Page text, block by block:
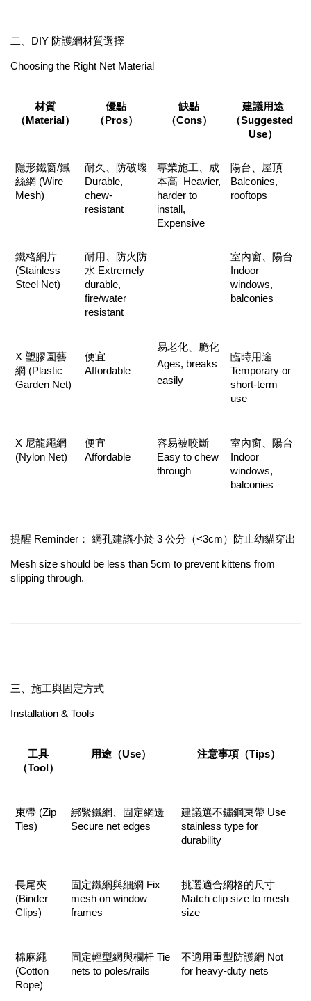
二、DIY 防護網材質選擇
Choosing the Right Net Material
材質
（Material）
優點
（Pros）
缺點
（Cons）
建議用途
（Suggested
Use）
隱形鐵窗/鐵
絲網 (Wire
Mesh)
耐久、防破壞
Durable,
chew-
resistant
專業施工、成
本高  Heavier,
harder to
install,
Expensive
陽台、屋頂
Balconies,
rooftops
鐵格網片
(Stainless
Steel Net)
耐用、防火防
水 Extremely
durable,
fire/water
resistant
室內窗、陽台
Indoor
windows,
balconies
X 塑膠園藝
網 (Plastic
Garden Net)
便宜
Affordable
易老化、脆化
Ages, breaks
easily
臨時用途
Temporary or
short-term
use
X 尼龍繩網
(Nylon Net)
便宜
Affordable
容易被咬斷
Easy to chew
through
室內窗、陽台
Indoor
windows,
balconies
提醒 Reminder： 網孔建議小於 3 公分（<3cm）防止幼貓穿出
Mesh size should be less than 5cm to prevent kittens from
slipping through.
三、施工與固定方式
Installation & Tools
工具
（Tool）
用途（Use） 注意事項（Tips）
束帶 (Zip
Ties)
綁緊鐵網、固定網邊
Secure net edges
建議選不鏽鋼束帶 Use
stainless type for
durability
長尾夾
(Binder
Clips)
固定鐵網與細網 Fix
mesh on window
frames
挑選適合網格的尺寸
Match clip size to mesh
size
棉麻繩
(Cotton
Rope)
固定輕型網與欄杆 Tie
nets to poles/rails
不適用重型防護網 Not
for heavy-duty nets